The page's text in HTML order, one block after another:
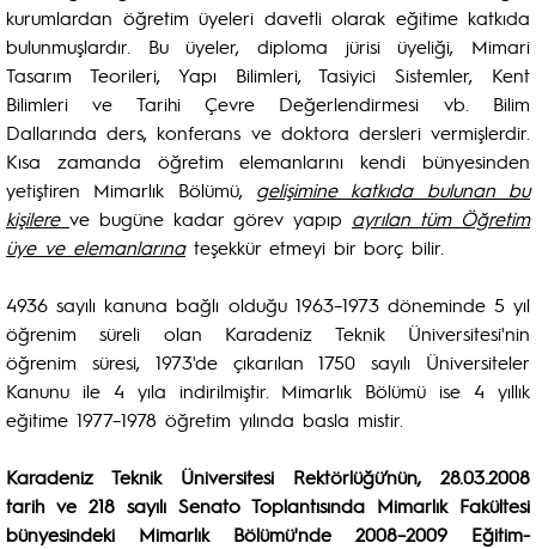
kurumlardan öğretim üyeleri davetli olarak eğitime katkıda
bulunmuşlardır. Bu üyeler, diploma jürisi üyeliği, Mimari
Tasarım Teorileri, Yapı Bilimleri, Tasiyici Sistemler, Kent
Bilimleri ve Tarihi Çevre Değerlendirmesi vb. Bilim
Dallarında ders, konferans ve doktora dersleri vermişlerdir.
Kısa zamanda öğretim elemanlarını kendi bünyesinden
yetiştiren Mimarlık Bölümü, gelişimine katkıda bulunan bu
kişilere ve bugüne kadar görev yapıp ayrılan tüm Öğretim
üye ve elemanlarınateşekkür etmeyi bir borç bilir.
4936 sayılı kanuna bağlı olduğu 1963–1973 döneminde 5 yıl
öğrenim süreli olan Karadeniz Teknik Üniversitesi'nin
öğrenim süresi, 1973'de çıkarılan 1750 sayılı Üniversiteler
Kanunu ile 4 yıla indirilmiştir. Mimarlık Bölümü ise 4 yıllık
eğitime 1977–1978 öğretim yılında basla mistir.
Karadeniz Teknik Üniversitesi Rektörlüğü’nün, 28.03.2008
tarih ve 218 sayılı Senato Toplantısında Mimarlık Fakültesi
bünyesindeki Mimarlık Bölümü'nde 2008–2009 Eğitim-